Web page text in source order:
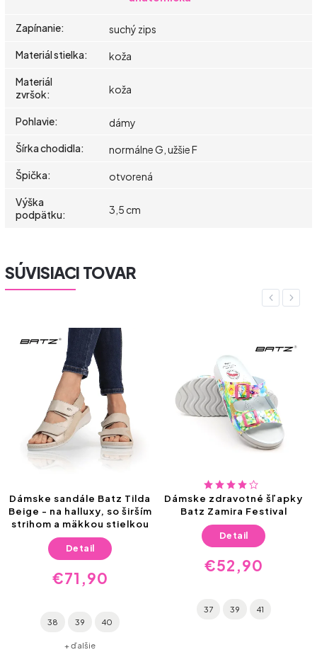
Zapínanie:
suchý zips
Materiál stielka:
koža
Materiál
zvršok: koža
Pohlavie:
dámy
Šírka chodidla:
normálne G, užšie F
Špička:
otvorená
Výška
podpätku: 3,5 cm
SÚVISIACI TOVAR
Previous
Dámske sandále Batz Tilda
Beige - na halluxy, so širším
strihom a mäkkou stielkou
€71,90
Detail
38 39 40
+ ďalšie
Dámske zdravotné šľapky
Batz Zamira Festival
€52,90
Detail
37 39 41
Next